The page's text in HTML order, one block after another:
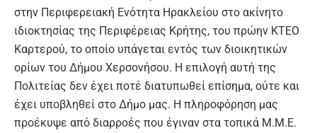
στην Περιφερειακή Ενότητα Ηρακλείου στο ακίνητο
ιδιοκτησίας της Περιφέρειας Κρήτης, του πρώην ΚΤΕΟ
Καρτερού, το οποίο υπάγεται εντός των διοικητικών
ορίων του Δήμου Χερσονήσου. Η επιλογή αυτή της
Πολιτείας δεν έχει ποτέ διατυπωθεί επίσημα, ούτε και
έχει υποβληθεί στο Δήμο μας. Η πληροφόρηση μας
προέκυψε από διαρροές που έγιναν στα τοπικά Μ.Μ.Ε.